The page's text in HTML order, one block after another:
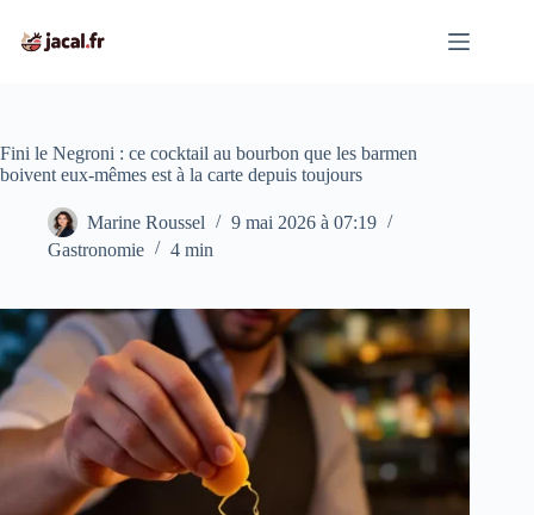
contenu
Fini le Negroni : ce cocktail au bourbon que les barmen
boivent eux-mêmes est à la carte depuis toujours
Marine Roussel
9 mai 2026 à 07:19
Gastronomie
4 min